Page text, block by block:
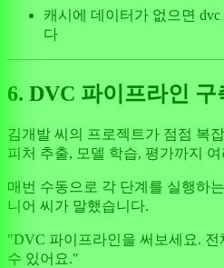
캐시에 데이터가 없으면
다
6. DVC 파이프라인 구
김개발 씨의 프로젝트가 점점 복
피처 추출, 모델 학습, 평가까지
매번 수동으로 각 단계를 실행하
니어 씨가 말했습니다.
"DVC 파이프라인을 써보세요.
수 있어요."